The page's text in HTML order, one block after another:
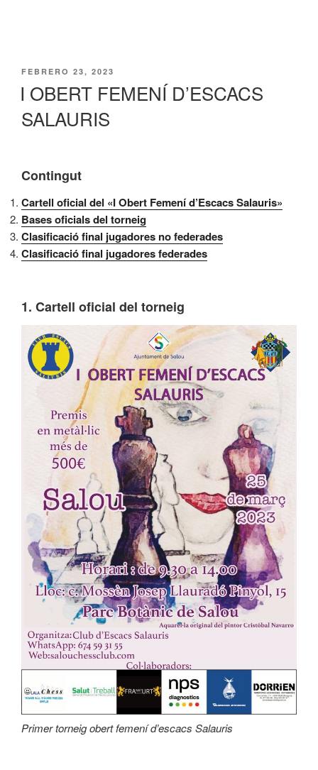
PUBLICADO
FEBRERO 23, 2023
I OBERT FEMENÍ D’ESCACS
SALAURIS
Contingut
Cartell oficial del «I Obert Femení d’Escacs Salauris»
Bases oficials del torneig
Clasificació final jugadores no federades
Clasificació final jugadores federades
1. Cartell oficial del torneig
Primer torneig obert femení d’escacs Salauris